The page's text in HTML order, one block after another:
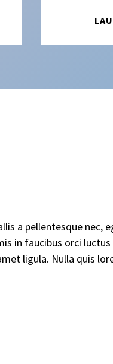
a pellentesque nec,
in faucibus orci
ligula. Nulla quis